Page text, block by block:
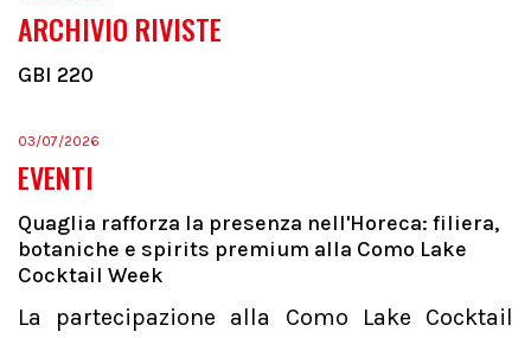
ARCHIVIO RIVISTE
GBI 220
03/07/2026
EVENTI
Quaglia rafforza la presenza nell'Horeca: filiera,
botaniche e spirits premium alla Como Lake
Cocktail Week
La partecipazione alla Como Lake Cocktail